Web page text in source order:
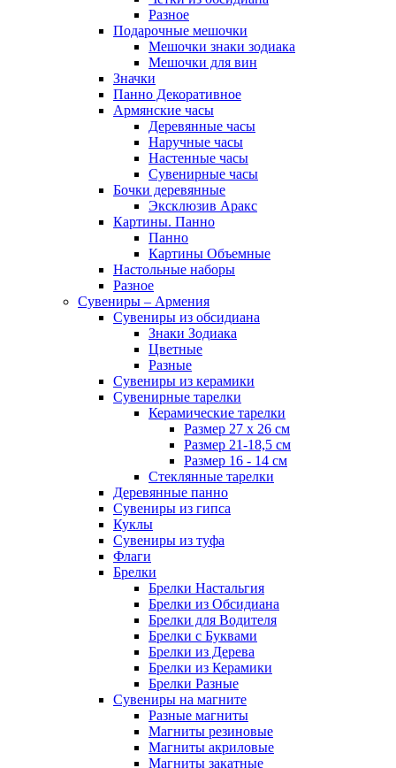
Разное
Подарочные мешочки
Мешочки знаки зодиака
Мешочки для вин
Значки
Панно Декоративное
Армянские часы
Деревянные часы
Наручные часы
Настенные часы
Сувенирные часы
Бочки деревянные
Эксклюзив Аракс
Картины. Панно
Панно
Картины Объемные
Настольные наборы
Разное
Сувениры – Армения
Сувениры из обсидиана
Знаки Зодиака
Цветные
Разные
Сувениры из керамики
Сувенирные тарелки
Керамические тарелки
Размер 27 х 26 см
Размер 21-18,5 см
Размер 16 - 14 см
Стеклянные тарелки
Деревянные панно
Сувениры из гипса
Куклы
Сувениры из туфа
Флаги
Брелки
Брелки Настальгия
Брелки из Обсидиана
Брелки для Водителя
Брелки с Буквами
Брелки из Дерева
Брелки из Керамики
Брелки Разные
Сувениры на магните
Разные магниты
Магниты резиновые
Магниты акриловые
Магниты закатные